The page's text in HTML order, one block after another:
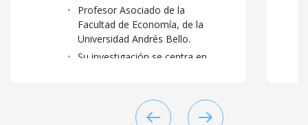
Profesor Asociado de la
Facultad de Economía, de la
Universidad Andrés Bello.
Su investigación se centra en
educación, con publicaciones
en revistas comoJournal of